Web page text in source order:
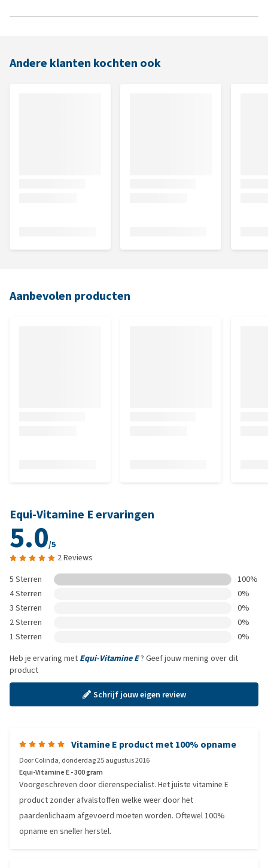
Andere klanten kochten ook
Aanbevolen producten
Equi-Vitamine E ervaringen
5.0/5
2 Reviews
5 Sterren
100%
4 Sterren
0%
3 Sterren
0%
2 Sterren
0%
1 Sterren
0%
Heb je ervaring met Equi-Vitamine E? Geef jouw mening over dit
product
Schrijf jouw eigen review
Vitamine E product met 100% opname
DoorColinda, donderdag 25 augustus 2016
Equi-Vitamine E - 300 gram
Voorgeschreven door dierenspecialist. Het juiste vitamine E
product zonder afvalstoffen welke weer door het
paardenlichaam afgevoerd moeten worden. Oftewel 100%
opname en sneller herstel.